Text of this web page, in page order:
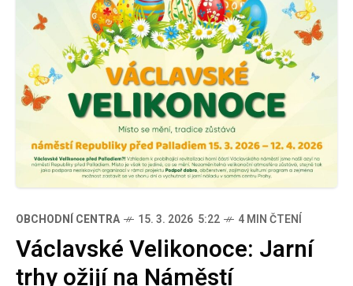
OBCHODNÍ CENTRA 15. 3. 2026 5:22 4 MIN ČTENÍ
Václavské Velikonoce: Jarní
trhy ožijí na Náměstí